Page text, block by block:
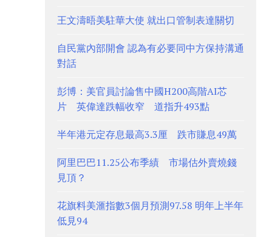
王文濤晤美駐華大使 就出口管制表達關切
自民黨內部開會 認為有必要同中方保持溝通
對話
彭博：美官員討論售中國H200高階AI芯
片 英偉達跌幅收窄 道指升493點
半年港元定存息最高3.3厘 跌市賺息49萬
阿里巴巴11.25公布季績 市場估外賣燒錢
見頂？
花旗料美滙指數3個月預測97.58 明年上半年
低見94